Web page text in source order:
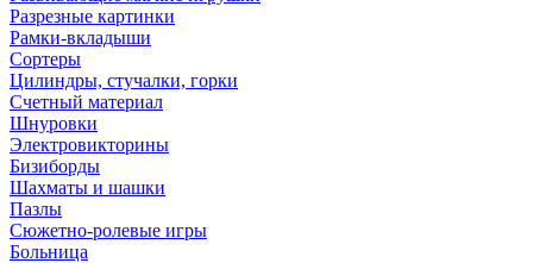
Разрезные картинки
Рамки-вкладыши
Сортеры
Цилиндры, стучалки, горки
Счетный материал
Шнуровки
Электровикторины
Бизиборды
Шахматы и шашки
Пазлы
Сюжетно-ролевые игры
Больница